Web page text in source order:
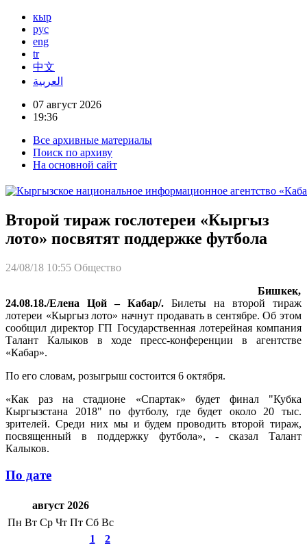
кыр
рус
eng
tr
中文
العربية
07 август 2026
19:36
Все архивные материалы
Поиск по архиву
На основной сайт
Второй тираж гослотереи «Кыргыз
лото» посвятят поддержке футбола
24/08/18 10:55 Общество
Бишкек,
24.08.18./Елена Цой – Кабар/. Билеты на второй тираж
лотереи «Кыргыз лото» начнут продавать в сентябре. Об этом
сообщил директор ГП Государственная лотерейная компания
Талант Калыков в ходе пресс-конференции в агентстве
«Кабар».
По его словам, розыгрыш состоится 6 октября.
«Как раз на стадионе «Спартак» будет финал "Кубка
Кыргызстана 2018" по футболу, где будет около 20 тыс.
зрителей. Среди них мы и будем проводить второй тираж,
посвященный в поддержку футбола», - сказал Талант
Калыков.
По дате
август 2026
Пн Вт Ср Чт Пт Сб Вс
1
2